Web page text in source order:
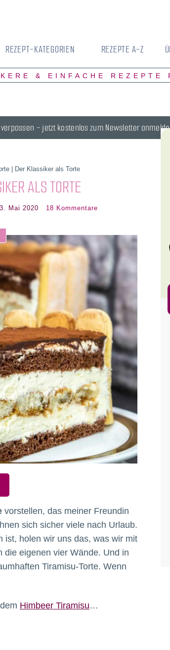
REZEPT-KATEGORIEN REZEPTE A-Z
& EINFACHE REZEPTE
– jetzt kostenlos zum Newsletter
| Der Klassiker als Torte
ALS TORTE
Mai 2020 18 Kommentare
vorstellen, das meiner Freundin
sich sicher viele nach Urlaub.
ist, holen wir uns das, was wir mit
die eigenen vier Wände. Und in
Tiramisu-Torte. Wenn
Himbeer Tiramisu…